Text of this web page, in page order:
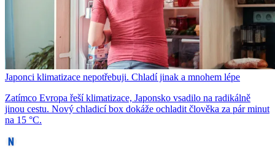
Japonci klimatizace nepotřebuji. Chladí jinak a mnohem lépe
Zatímco Evropa řeší klimatizace, Japonsko vsadilo na radikálně
jinou cestu. Nový chladicí box dokáže ochladit člověka za pár minut
na 15 °C.